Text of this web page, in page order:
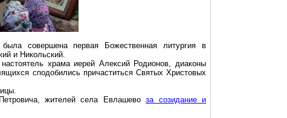
совершена первая Божественная литургия в
и Никольский.
храма иерей Алексий Родионов, диаконы
сподобились причаститься Святых Христовых
жителей села Евлашевоза созидание и